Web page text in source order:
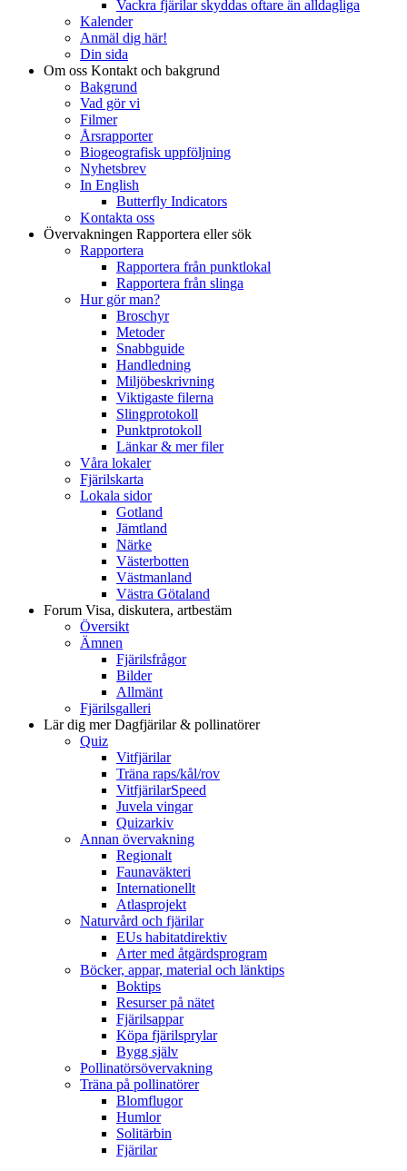
Vackra fjärilar skyddas oftare än alldagliga
Kalender
Anmäl dig här!
Din sida
Om oss Kontakt och bakgrund
Bakgrund
Vad gör vi
Filmer
Årsrapporter
Biogeografisk uppföljning
Nyhetsbrev
In English
Butterfly Indicators
Kontakta oss
Övervakningen Rapportera eller sök
Rapportera
Rapportera från punktlokal
Rapportera från slinga
Hur gör man?
Broschyr
Metoder
Snabbguide
Handledning
Miljöbeskrivning
Viktigaste filerna
Slingprotokoll
Punktprotokoll
Länkar & mer filer
Våra lokaler
Fjärilskarta
Lokala sidor
Gotland
Jämtland
Närke
Västerbotten
Västmanland
Västra Götaland
Forum Visa, diskutera, artbestäm
Översikt
Ämnen
Fjärilsfrågor
Bilder
Allmänt
Fjärilsgalleri
Lär dig merDagfjärilar & pollinatörer
Quiz
Vitfjärilar
Träna raps/kål/rov
VitfjärilarSpeed
Juvela vingar
Quizarkiv
Annan övervakning
Regionalt
Faunaväkteri
Internationellt
Atlasprojekt
Naturvård och fjärilar
EUs habitatdirektiv
Arter med åtgärdsprogram
Böcker, appar, material och länktips
Boktips
Resurser på nätet
Fjärilsappar
Köpa fjärilsprylar
Bygg själv
Pollinatörsövervakning
Träna på pollinatörer
Blomflugor
Humlor
Solitärbin
Fjärilar